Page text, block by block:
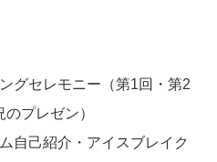
グセレモニー（第1回・第2
プレゼン）
自己紹介・アイスブレイク